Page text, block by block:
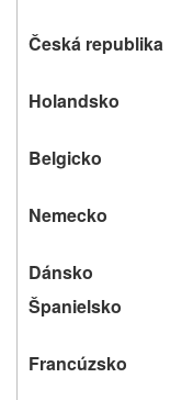
Česká republika
Holandsko
Belgicko
Nemecko
Dánsko
Španielsko
Francúzsko